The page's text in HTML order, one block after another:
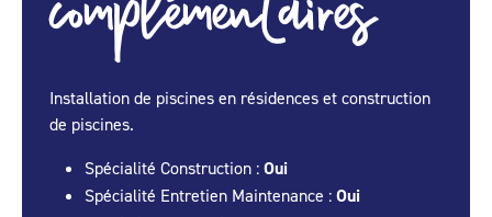
Installation de piscines en résidences et construction
de piscines.
Spécialité Construction : Oui
Spécialité Entretien Maintenance : Oui